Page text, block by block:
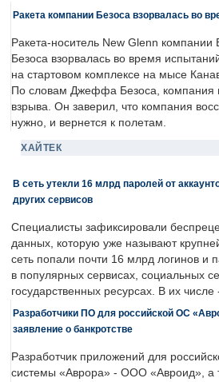
Ракета компании Безоса взорвалась во
Ракета-носитель New Glenn
Безоса взорвалась во время
на стартовом комплексе на мысе
По словам Джеффа Безоса, компания
взрыва. Он заверил, что компания
нужно, и вернется к полетам.
ХАЙТЕК
В сеть утекли 16 млрд паролей от
других сервисов
Специалисты зафиксировали
данных, которую уже называют
сеть попали почти 16 млрд логинов и
в популярных сервисах, социальных
государственных ресурсах. В их
Разработчики ПО для российской ОС
заявление о банкротстве
Разработчик приложений для
системы «Аврора» - ООО «Авроид», а